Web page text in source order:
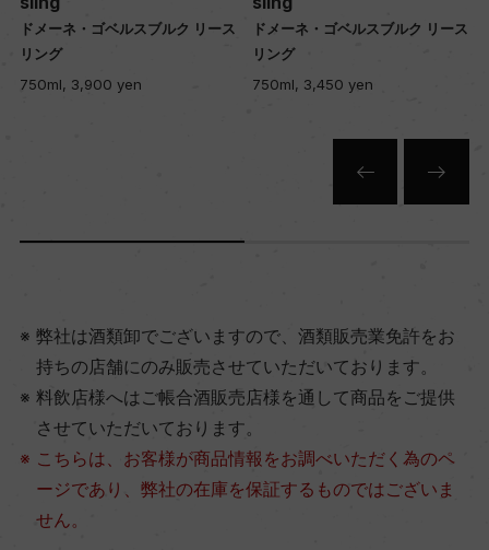
ク リース
ドメーネ・ゴベルスブルク リース
750ml, 3,450 yen
グリューナー・ヴェルト
750ml, 6,300 yen
弊社は酒類卸でございますので、酒類販売業免許をお
持ちの店舗にのみ販売させていただいております。
料飲店様へはご帳合酒販売店様を通して商品をご提供
させていただいております。
こちらは、お客様が商品情報をお調べいただく為のペ
ージであり、弊社の在庫を保証するものではございま
せん。